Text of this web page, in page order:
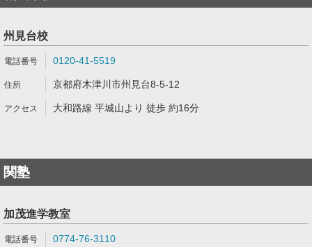
州見台校
0120-41-5519
京都府木津川市州見台8-5-12
大和路線 平城山より 徒歩 約16分
関塾
加茂進学教室
0774-76-3110